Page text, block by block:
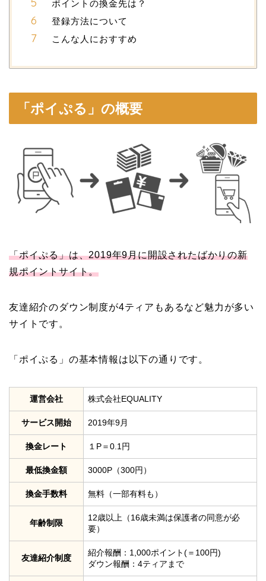
ポイントの換金先は？
登録方法について
こんな人におすすめ
「ポイぷる」の概要
「ポイぷる」は、2019年9月に開設されたばかりの新
規ポイントサイト。
友達紹介のダウン制度が4ティアもあるなど魅力が多い
サイトです。
「ポイぷる」の基本情報は以下の通りです。
運営会社 株式会社EQUALITY
サービス開始 2019年9月
換金レート １P＝0.1円
最低換金額 3000P（300円）
換金手数料 無料（一部有料も）
年齢制限
12歳以上（16歳未満は保護者の同意が必
要）
友達紹介制度
紹介報酬：1,000ポイント(＝100円)
ダウン報酬：4ティアまで